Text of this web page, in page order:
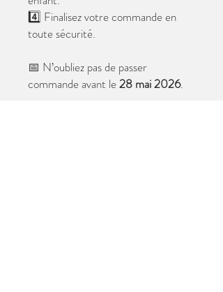
4️⃣ Finalisez votre commande en
toute sécurité.
📅 N’oubliez pas de passer
commande avant le28 mai 2026.